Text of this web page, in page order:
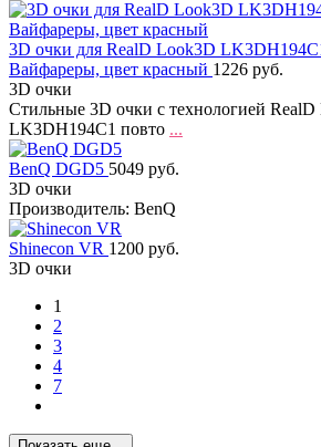
3D очки для RealD Look3D
Вайфареры, цвет красный 1226 руб.
3D очки
Стильные 3D очки с технологией
LK3DH194C1 повто ...
BenQ DGD5 5049 руб.
3D очки
Производитель: BenQ
Shinecon VR 1200 руб.
3D очки
1
2
3
4
7